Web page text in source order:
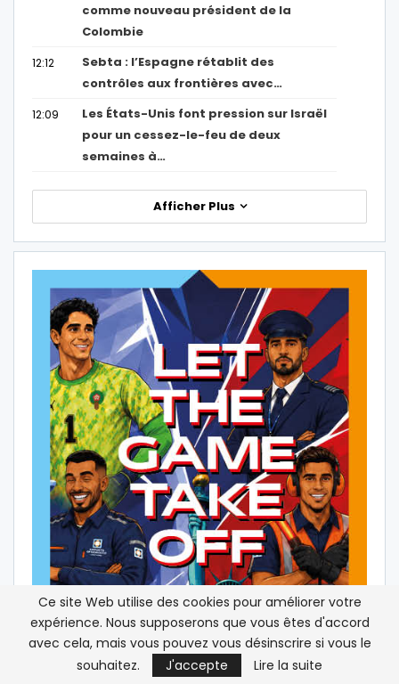
comme nouveau président de la
Colombie
12:12
Sebta : l’Espagne rétablit des
contrôles aux frontières avec…
12:09
Les États-Unis font pression sur Israël
pour un cessez-le-feu de deux
semaines à…
Afficher Plus
Ce site Web utilise des cookies pour améliorer votre
expérience. Nous supposerons que vous êtes d'accord
avec cela, mais vous pouvez vous désinscrire si vous le
souhaitez.
J'accepte Lire la suite